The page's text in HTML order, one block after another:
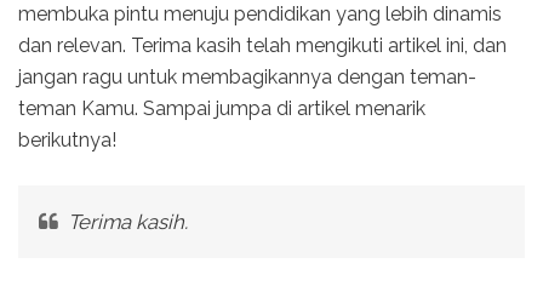
membuka pintu menuju pendidikan yang lebih dinamis
dan relevan. Terima kasih telah mengikuti artikel ini, dan
jangan ragu untuk membagikannya dengan teman-
teman Kamu. Sampai jumpa di artikel menarik
berikutnya!
Terima kasih.